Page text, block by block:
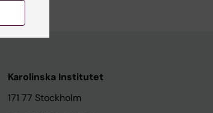
Karolinska Institutet
171 77 Stockholm